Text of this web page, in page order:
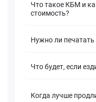
Что такое КБМ и
стоимость?
Нужно ли
Что будет, если
Когда лучше